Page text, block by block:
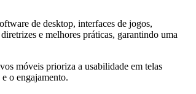
de desktop, interfaces de jogos,
e melhores práticas, garantindo uma
móveis prioriza a usabilidade em telas
o engajamento.